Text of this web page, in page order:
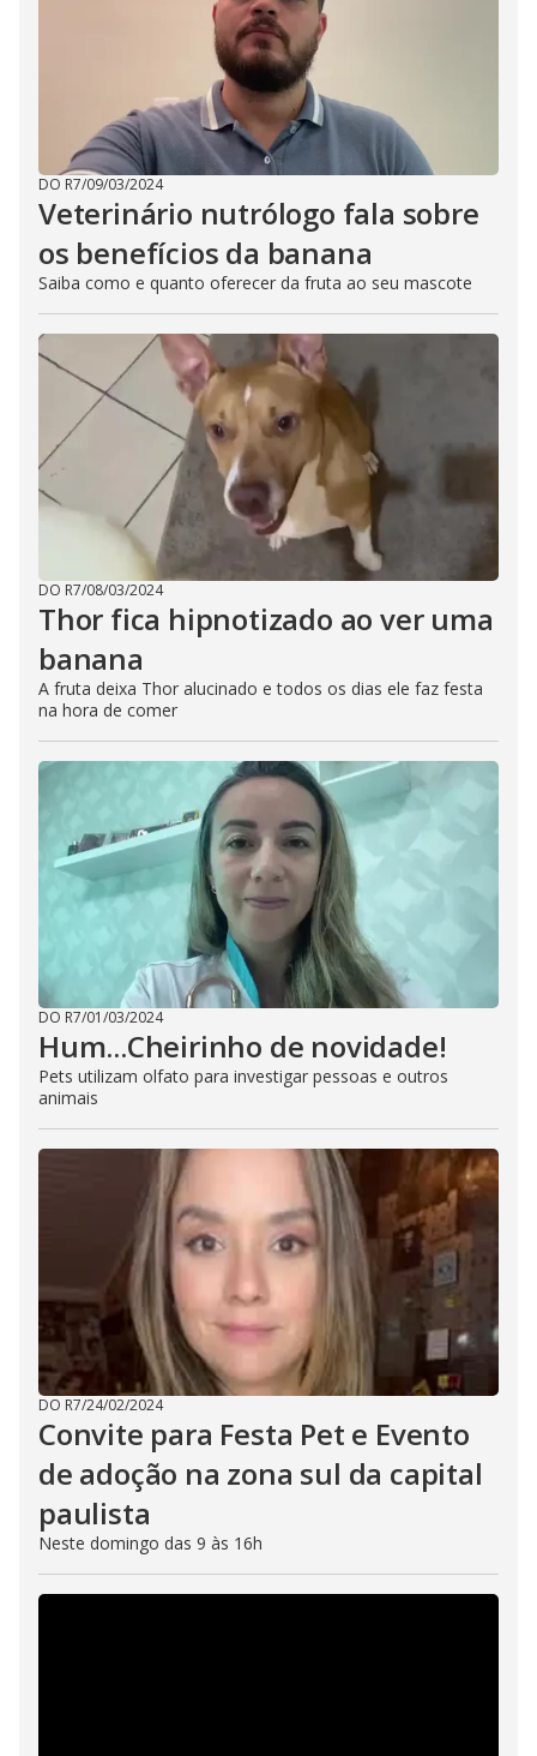
DO R7/09/03/2024
Veterinário nutrólogo fala sobre
os benefícios da banana
Saiba como e quanto oferecer da fruta ao seu mascote
DO R7/08/03/2024
Thor fica hipnotizado ao ver uma
banana
A fruta deixa Thor alucinado e todos os dias ele faz festa
na hora de comer
DO R7/01/03/2024
Hum...Cheirinho de novidade!
Pets utilizam olfato para investigar pessoas e outros
animais
DO R7/24/02/2024
Convite para Festa Pet e Evento
de adoção na zona sul da capital
paulista
Neste domingo das 9 às 16h